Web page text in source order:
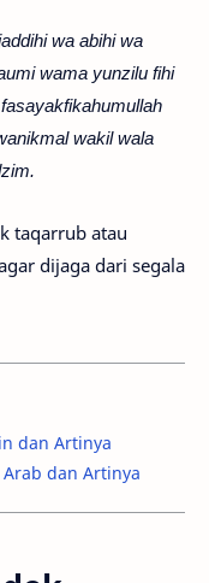
wa abihi wa
wama yunzilu fihi
wakil wala
taqarrub atau
dijaga dari segala
dan Artinya
dan Artinya